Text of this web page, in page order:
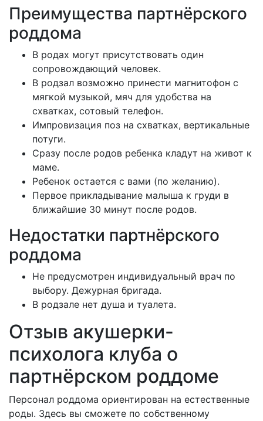
Преимущества партнёрского
роддома
В родах могут присутствовать один
сопровождающий человек.
В родзал возможно принести магнитофон с
мягкой музыкой, мяч для удобства на
схватках, сотовый телефон.
Импровизация поз на схватках, вертикальные
потуги.
Сразу после родов ребенка кладут на живот к
маме.
Ребенок остается с вами (по желанию).
Первое прикладывание малыша к груди в
ближайшие 30 минут после родов.
Недостатки партнёрского
роддома
Не предусмотрен индивидуальный врач по
выбору. Дежурная бригада.
В родзале нет душа и туалета.
Отзыв акушерки-
психолога клуба о
партнёрском роддоме
Персонал роддома ориентирован на естественные
роды. Здесь вы сможете по собственному